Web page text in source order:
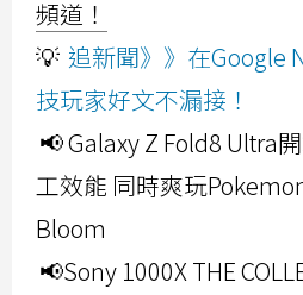
頻道！
💡 追新聞》》在Google
技玩家好文不漏接！
📢 Galaxy Z Fold8 Ultra
工效能 同時爽玩
Bloom
📢Sony 1000X THE